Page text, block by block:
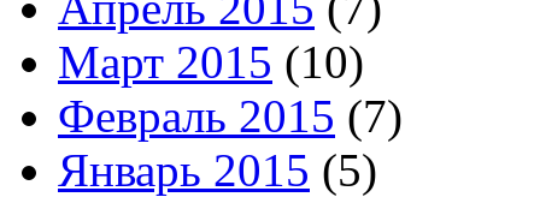
Март 2015 (10)
Февраль 2015 (7)
Январь 2015 (5)